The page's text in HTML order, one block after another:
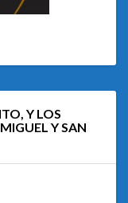
Y LOS
Y SAN